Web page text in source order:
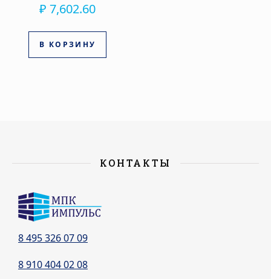
₽ 7,602.60
В КОРЗИНУ
КОНТАКТЫ
8 495 326 07 09
8 910 404 02 08